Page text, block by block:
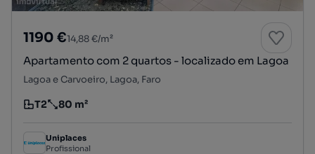
1190 €14,88 €/m²
Apartamento com 2 quartos - localizado em Lagoa
Lagoa e Carvoeiro, Lagoa, Faro
Tipologia
T2
Preço por metro quadrado
80 m²
Uniplaces
Profissional